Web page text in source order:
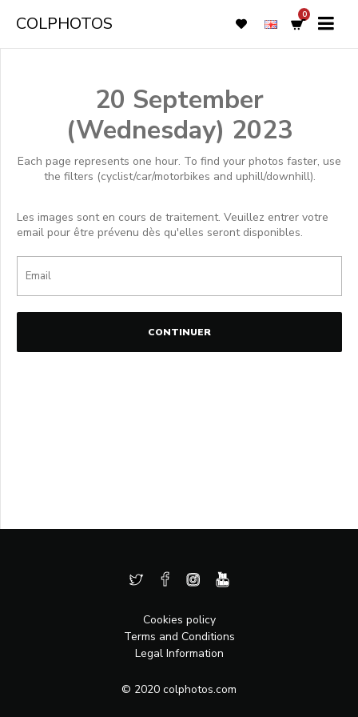
COLPHOTOS 0
20 September
(Wednesday) 2023
Each page represents one hour. To find your photos faster, use
the filters (cyclist/car/motorbikes and uphill/downhill).
Les images sont en cours de traitement. Veuillez entrer votre
email pour être prévenu dès qu'elles seront disponibles.
CONTINUER
Cookies policy
Terms and Conditions
Legal Information
© 2020 colphotos.com